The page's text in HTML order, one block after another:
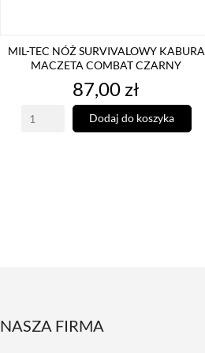
MIL-TEC NÓŻ SURVIVALOWY KABURA
MACZETA COMBAT CZARNY
Cena
87,00 zł
Dodaj do koszyka
NASZA FIRMA